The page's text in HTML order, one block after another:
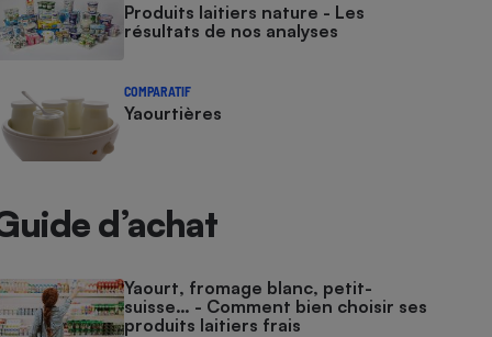
Produits laitiers nature - Les
résultats de nos analyses
COMPARATIF
Yaourtières
d’achat
Yaourt, fromage blanc, petit-
suisse… - Comment bien choisir ses
produits laitiers frais